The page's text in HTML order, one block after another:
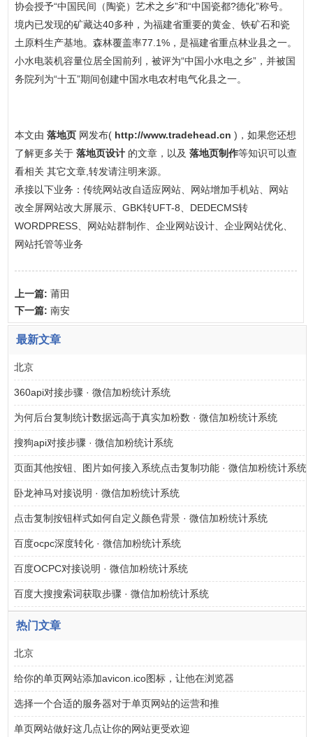
协会授予“中国民间（陶瓷）艺术之乡”和“中国瓷都?德化”称号。
境内已发现的矿藏达40多种，为福建省重要的黄金、铁矿石和瓷
土原料生产基地。森林覆盖率77.1%，是福建省重点林业县之一。
小水电装机容量位居全国前列，被评为“中国小水电之乡”，并被国
务院列为“十五”期间创建中国水电农村电气化县之一。
本文由 落地页 网发布( http://www.tradehead.cn )，如果您还想
了解更多关于 落地页设计 的文章，以及 落地页制作等知识可以查
看相关 其它文章,转发请注明来源。
承接以下业务：传统网站改自适应网站、网站增加手机站、网站
改全屏网站改大屏展示、GBK转UFT-8、DEDECMS转
WORDPRESS、网站站群制作、企业网站设计、企业网站优化、
网站托管等业务
上一篇: 莆田
下一篇: 南安
最新文章
北京
360api对接步骤 · 微信加粉统计系统
为何后台复制统计数据远高于真实加粉数 · 微信加粉统计系统
搜狗api对接步骤 · 微信加粉统计系统
页面其他按钮、图片如何接入系统点击复制功能 · 微信加粉统计系统
卧龙神马对接说明 · 微信加粉统计系统
点击复制按钮样式如何自定义颜色背景 · 微信加粉统计系统
百度ocpc深度转化 · 微信加粉统计系统
百度OCPC对接说明 · 微信加粉统计系统
百度大搜搜索词获取步骤 · 微信加粉统计系统
热门文章
北京
给你的单页网站添加avicon.ico图标，让他在浏览器
选择一个合适的服务器对于单页网站的运营和推
单页网站做好这几点让你的网站更受欢迎